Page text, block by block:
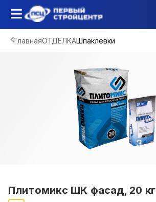
ГлавнаяОТДЕЛКАШпаклевки
Плитомикс ШК фасад, 20 кг